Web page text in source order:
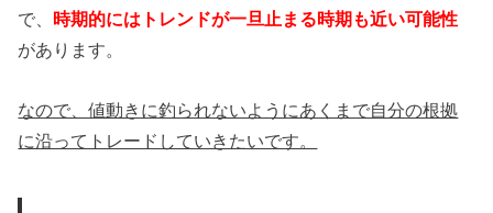
で、 時期的にはトレンドが一旦止まる時期も近い可能性
があります。
なので、値動きに釣られないようにあくまで自分の根拠
に沿ってトレードしていきたいです。